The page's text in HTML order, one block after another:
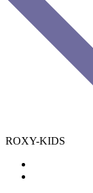
ROXY-KIDS